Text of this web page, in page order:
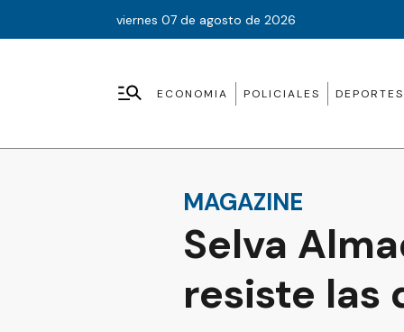
viernes 07 de agosto de 2026
ECONOMIA POLICIALES DEPORTES
MAGAZINE
Selva
resiste las